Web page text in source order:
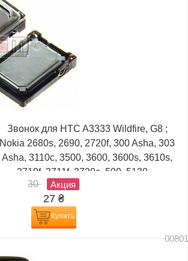
Звонок для HTC A3333 Wildfire, G8 ;
Nokia 2680s, 2690, 2720f, 300 Asha, 303
Asha, 3110c, 3500, 3600, 3600s, 3610s,
3710f, 3711f, 3720c, 500, 5130,...
30
Акция
27 ₴
Купить